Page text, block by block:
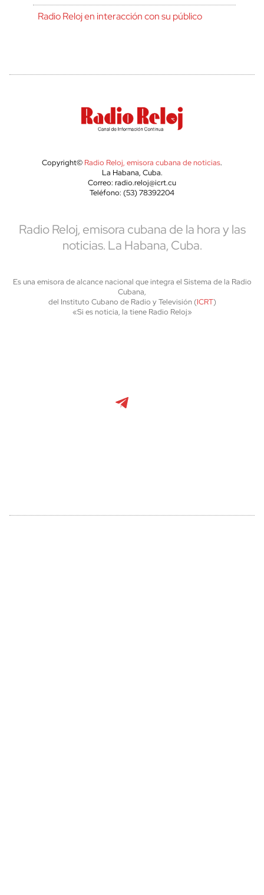
Radio Reloj en interacción con su público
Copyright© Radio Reloj, emisora cubana de noticias.
La Habana, Cuba.
Correo: radio.reloj@icrt.cu
Teléfono: (53) 78392204
Radio Reloj, emisora cubana de la hora y las
noticias. La Habana, Cuba.
Es una emisora de alcance nacional que integra el Sistema de la Radio
Cubana,
del Instituto Cubano de Radio y Televisión (ICRT)
«Si es noticia, la tiene Radio Reloj»